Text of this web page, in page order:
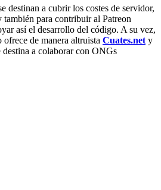
destinan a cubrir los costes de servidor,
para contribuir al Patreon
así el desarrollo del código. A su vez,
de manera altruista Cuates.net y
destina a colaborar con ONGs